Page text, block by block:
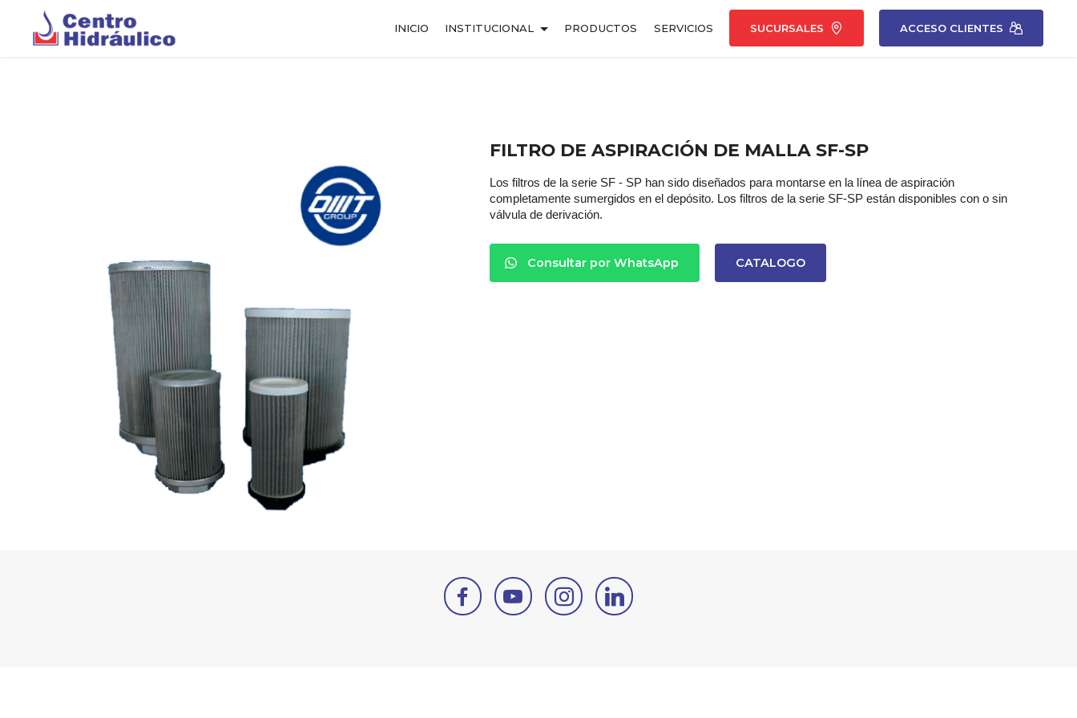
INICIO INSTITUCIONAL PRODUCTOS SERVICIOS SUCURSALES ACCESO CLIENTES
FILTRO DE ASPIRACIÓN DE MALLA SF-SP
Los filtros de la serie SF - SP han sido diseñados para montarse en la línea de aspiración
completamente sumergidos en el depósito. Los filtros de la serie SF-SP están disponibles con o sin
válvula de derivación.
Consultar por WhatsApp CATALOGO